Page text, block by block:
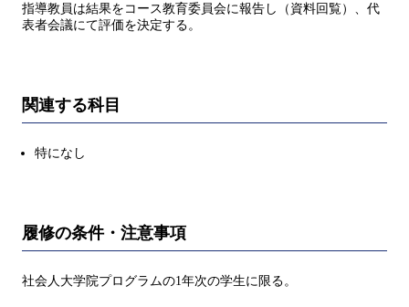
指導教員は結果をコース教育委員会に報告し（資料回覧）、代
表者会議にて評価を決定する。
関連する科目
特になし
履修の条件・注意事項
社会人大学院プログラムの1年次の学生に限る。